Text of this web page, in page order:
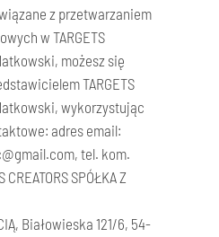
z przetwarzaniem
w TARGETS
możesz się
TARGETS
wykorzystując
adres email:
tel. kom.
SPÓŁKA Z
Białowieska 121/6, 54-